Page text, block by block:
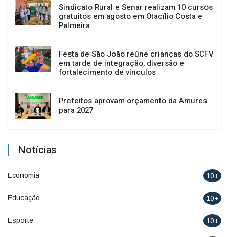
Sindicato Rural e Senar realizam 10 cursos
gratuitos em agosto em Otacílio Costa e
Palmeira
Festa de São João reúne crianças do SCFV
em tarde de integração, diversão e
fortalecimento de vínculos
Prefeitos aprovam orçamento da Amures
para 2027
Notícias
Economia 10+
Educação 10+
Esporte 10+